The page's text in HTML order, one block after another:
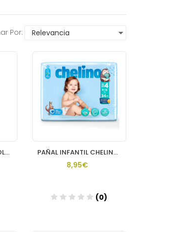
Por:
BE+ MED HIDRACALM OLEOGEL 1 ENVASE 1 L PAÑAL INFANTIL CHELINO FASHION & LOVE T 4 (9 15 KG) 36 PA
8,95€
(0)